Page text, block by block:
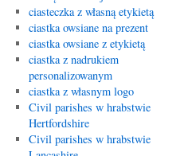
ciasteczka z własną etykietą
ciastka owsiane na prezent
ciastka owsiane z etykietą
ciastka z nadrukiem
personalizowanym
ciastka z własnym logo
Civil parishes w hrabstwie
Hertfordshire
Civil parishes w hrabstwie